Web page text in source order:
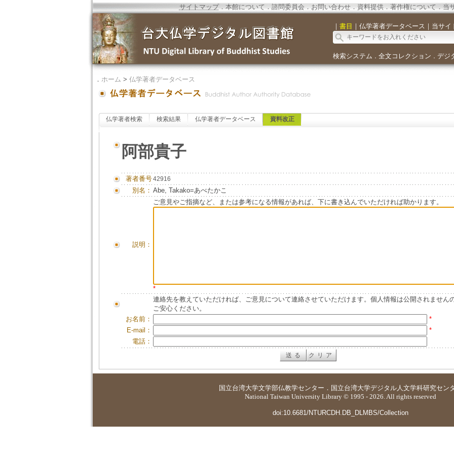
サイトマップ．本館について．諮問委員会． お問い合わせ． 資料提供．著作権について．当
｜ 書目 ｜ 仏学著者データベース ｜ 当サイ
検索システム ． 全文コレクション ． デジ
． ホーム > 仏学著者データベース
仏学著者検索 検索結果 仏学著者データベース 資料改正
阿部貴子
著者番号42916
別名： Abe, Takako=あべたかこ
説明：
ご意見やご指摘など、または参考になる情報があれば、下に書き込んでいただければ助かります。
*
連絡先を教えていただければ、ご意見について連絡させていただけます。個人情報は公開されません
ご安心ください。
お名前：
*
E-mail：
*
電話：
国立台湾大学文学部仏教学センター ． 国立台湾大学デジタル人文学科研究セン
National Taiwan University Library © 1995 - 2026. All rights reserved
doi:10.6681/NTURCDH.DB_DLMBS/Collection